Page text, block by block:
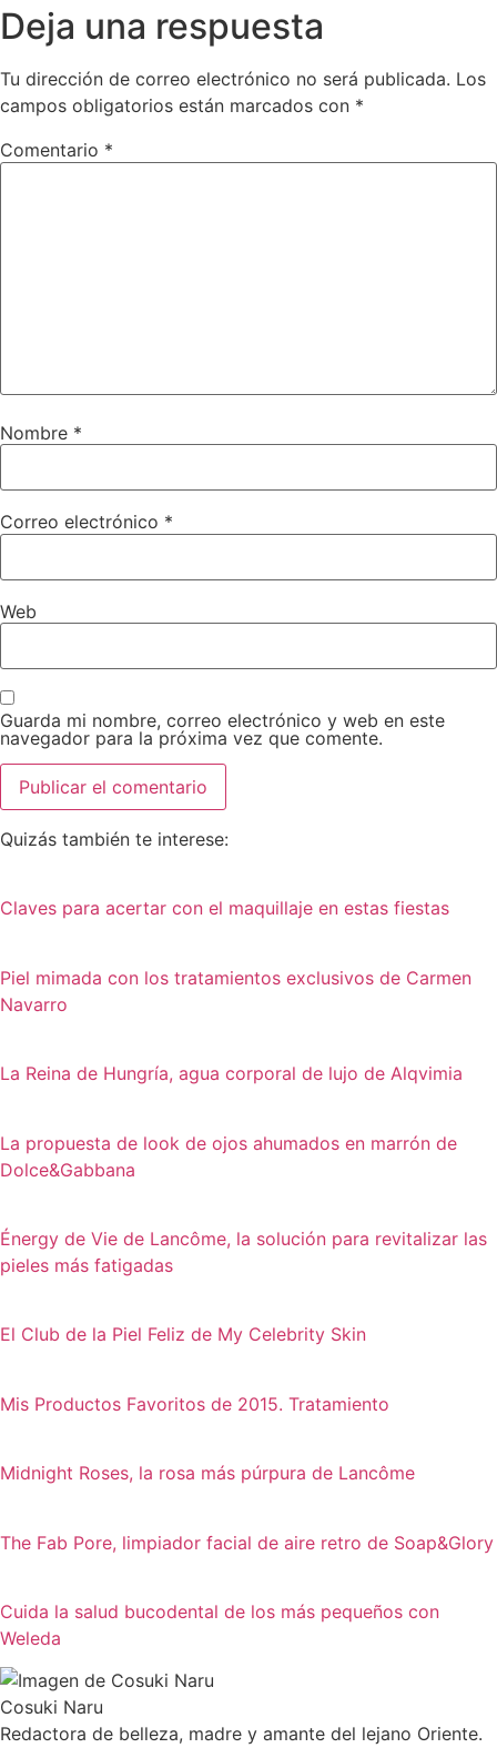
Deja una respuesta
Tu dirección de correo electrónico no será publicada. Los
campos obligatorios están marcados con *
Comentario *
Nombre *
Correo electrónico *
Web
Guarda mi nombre, correo electrónico y web en este
navegador para la próxima vez que comente.
Quizás también te interese:
Claves para acertar con el maquillaje en estas fiestas
Piel mimada con los tratamientos exclusivos de Carmen
Navarro
La Reina de Hungría, agua corporal de lujo de Alqvimia
La propuesta de look de ojos ahumados en marrón de
Dolce&Gabbana
Énergy de Vie de Lancôme, la solución para revitalizar las
pieles más fatigadas
El Club de la Piel Feliz de My Celebrity Skin
Mis Productos Favoritos de 2015. Tratamiento
Midnight Roses, la rosa más púrpura de Lancôme
The Fab Pore, limpiador facial de aire retro de Soap&Glory
Cuida la salud bucodental de los más pequeños con
Weleda
Cosuki Naru
Redactora de belleza, madre y amante del lejano Oriente.